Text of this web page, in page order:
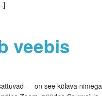
veebis
— on see kõlava nimega